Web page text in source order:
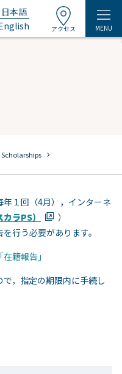
日本語
アクセス MENU
chevron_right
１回（4月），インターネ
ラPS）
）
行う必要があります。
籍報告」
，指定の期限内に手続し